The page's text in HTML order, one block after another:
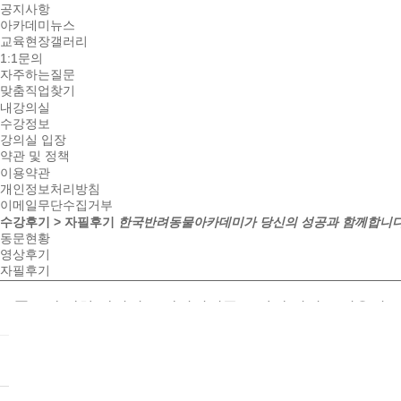
공지사항
아카데미뉴스
교육현장갤러리
1:1문의
자주하는질문
맞춤직업찾기
내강의실
수강정보
강의실 입장
약관 및 정책
이용약관
개인정보처리방침
이메일무단수집거부
수강후기 > 자필후기
한국반려동물아카데미가 당신의 성공과 함께합니
동문현황
영상후기
자필후기
품종에 대한 재미있는 배경지식들도 알게 되었고 미용법,